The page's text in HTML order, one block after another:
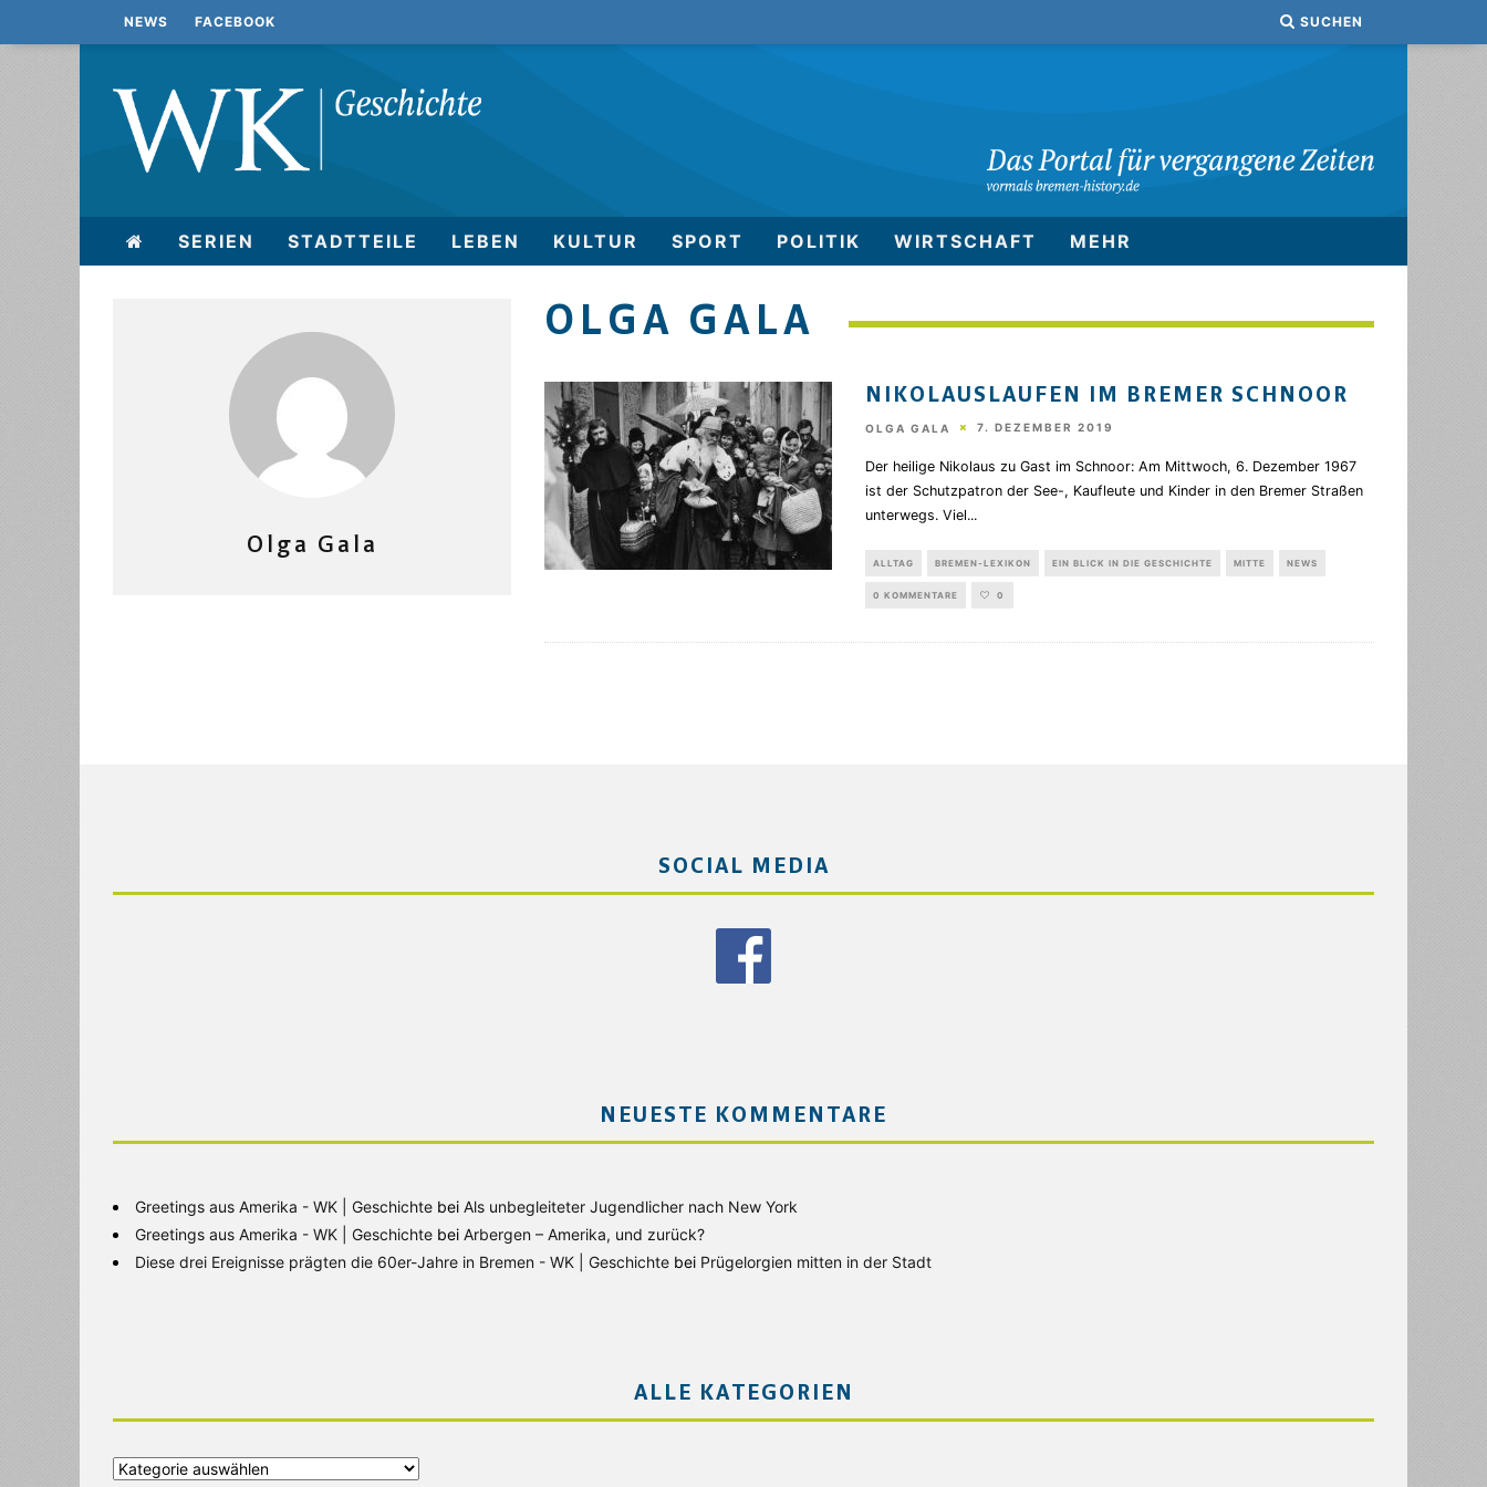
NEWS FACEBOOK SUCHEN
SERIEN STADTTEILE LEBEN KULTUR SPORT POLITIK WIRTSCHAFT MEHR
OLGA GALA
NIKOLAUSLAUFEN IM BREMER SCHNOOR
OLGA GALA 7. DEZEMBER 2019
Der heilige Nikolaus zu Gast im Schnoor: Am Mittwoch, 6. Dezember 1967
ist der Schutzpatron der See-, Kaufleute und Kinder in den Bremer Straßen
unterwegs. Viel...
ALLTAG BREMEN-LEXIKON EIN BLICK IN DIE GESCHICHTE MITTE NEWS
0 KOMMENTARE 0
Olga Gala
SOCIAL MEDIA
NEUESTE KOMMENTARE
Greetings aus Amerika - WK | Geschichte bei Als unbegleiteter Jugendlicher nach New York
Greetings aus Amerika - WK | Geschichte bei Arbergen – Amerika, und zurück?
Diese drei Ereignisse prägten die 60er-Jahre in Bremen - WK | Geschichte bei Prügelorgien mitten in der Stadt
ALLE KATEGORIEN
Alle